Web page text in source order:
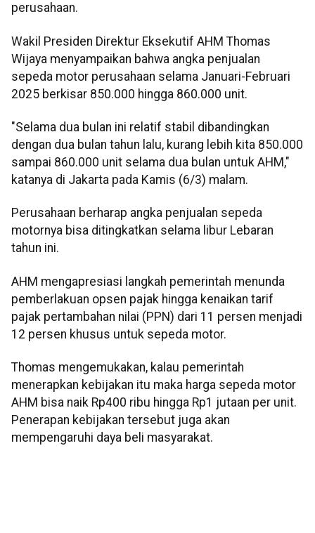
perusahaan.
Wakil Presiden Direktur Eksekutif AHM Thomas
Wijaya menyampaikan bahwa angka penjualan
sepeda motor perusahaan selama Januari-Februari
2025 berkisar 850.000 hingga 860.000 unit.
"Selama dua bulan ini relatif stabil dibandingkan
dengan dua bulan tahun lalu, kurang lebih kita 850.000
sampai 860.000 unit selama dua bulan untuk AHM,"
katanya di Jakarta pada Kamis (6/3) malam.
Perusahaan berharap angka penjualan sepeda
motornya bisa ditingkatkan selama libur Lebaran
tahun ini.
AHM mengapresiasi langkah pemerintah menunda
pemberlakuan opsen pajak hingga kenaikan tarif
pajak pertambahan nilai (PPN) dari 11 persen menjadi
12 persen khusus untuk sepeda motor.
Thomas mengemukakan, kalau pemerintah
menerapkan kebijakan itu maka harga sepeda motor
AHM bisa naik Rp400 ribu hingga Rp1 jutaan per unit.
Penerapan kebijakan tersebut juga akan
mempengaruhi daya beli masyarakat.